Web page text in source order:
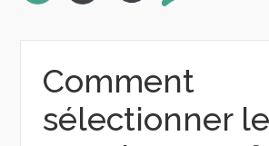
Comment
sélectionner le